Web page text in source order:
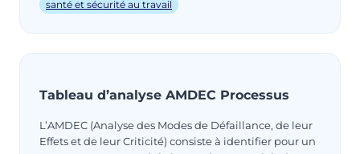
santé et sécurité au travail
Tableau d’analyse AMDEC Processus
L’AMDEC (Analyse des Modes de Défaillance, de leur
Effets et de leur Criticité) consiste à identifier pour un